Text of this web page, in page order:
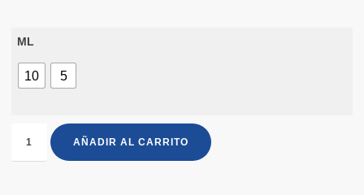
ML
10 5
AÑADIR AL CARRITO